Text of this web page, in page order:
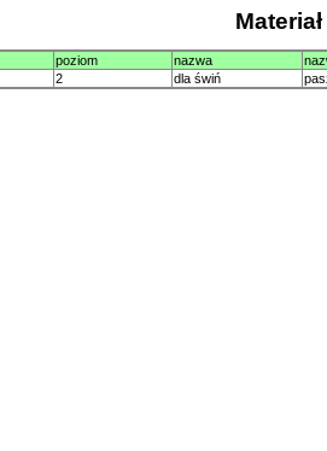
poziom nazwa
2 dla świń